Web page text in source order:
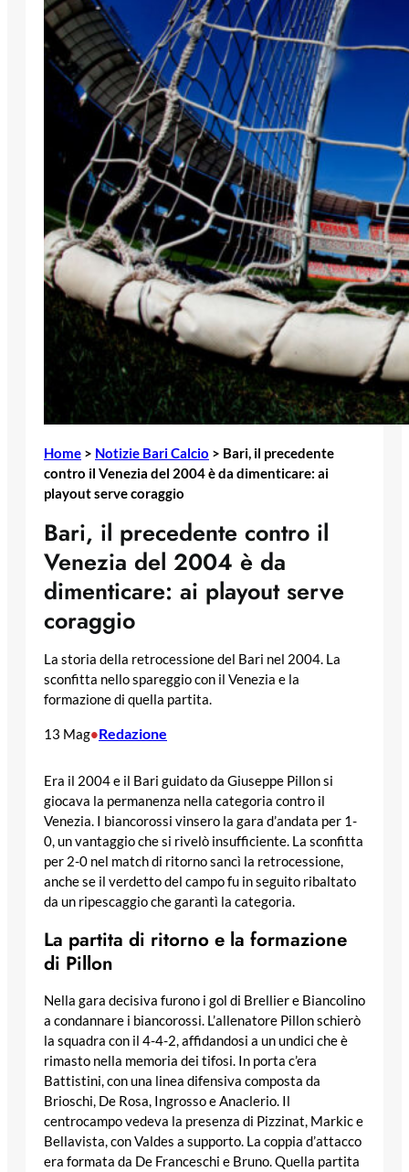
Home > Notizie Bari Calcio > Bari, il precedente
contro il Venezia del 2004 è da dimenticare: ai
playout serve coraggio
Bari, il precedente contro il
Venezia del 2004 è da
dimenticare: ai playout serve
coraggio
La storia della retrocessione del Bari nel 2004. La
sconfitta nello spareggio con il Venezia e la
formazione di quella partita.
13 Mag•Redazione
Era il 2004 e il Bari guidato da Giuseppe Pillon si
giocava la permanenza nella categoria contro il
Venezia. I biancorossi vinsero la gara d’andata per 1-
0, un vantaggio che si rivelò insufficiente. La sconfitta
per 2-0 nel match di ritorno sancì la retrocessione,
anche se il verdetto del campo fu in seguito ribaltato
da un ripescaggio che garantì la categoria.
La partita di ritorno e la formazione
di Pillon
Nella gara decisiva furono i gol di Brellier e Biancolino
a condannare i biancorossi. L’allenatore Pillon schierò
la squadra con il 4-4-2, affidandosi a un undici che è
rimasto nella memoria dei tifosi. In porta c’era
Battistini, con una linea difensiva composta da
Brioschi, De Rosa, Ingrosso e Anaclerio. Il
centrocampo vedeva la presenza di Pizzinat, Markic e
Bellavista, con Valdes a supporto. La coppia d’attacco
era formata da De Franceschi e Bruno. Quella partita